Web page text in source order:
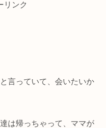
リンク
言っていて、会いたいか
は帰っちゃって、ママが